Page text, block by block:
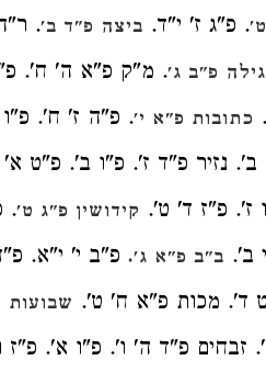
. פ"ג ז' י"ד. ביצה פ"ד ב'.
פ"ב ג'. מ"ק פ"א ה' ח'.
כתובות פ"א י'. פ"ה ז' ח'. פ"ו
נזיר פ"ד ז'. פ"ו ב'. פ"ט
ז'. פ"ז ד' ט'. קידושין פ"ג ט'.
ב'. ב"ב פ"א ג'. פ"ב י' י"א.
ד'. מכות פ"א ח' ט'. שבועות
זבחים פ"ד ה' ו'. פ"ו א'. פ"ז